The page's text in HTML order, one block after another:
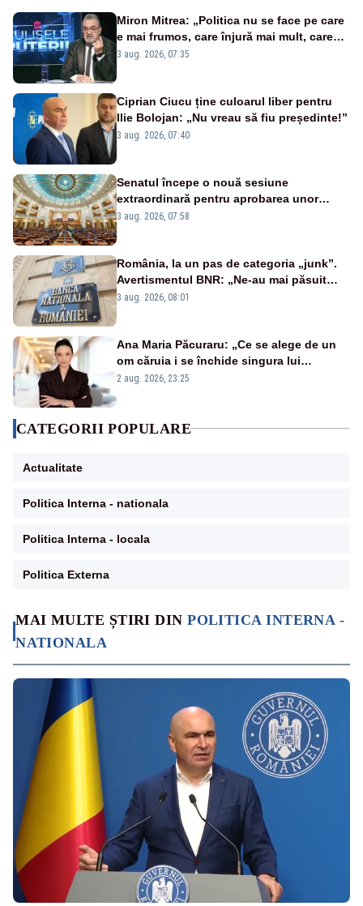
MAI MULTE ȘTIRI DINPOLITICA INTERNA -
NATIONALA
Miron Mitrea: „Politica nu se face pe care
e mai frumos, care înjură mai mult, care
țipă mai tare, ci pe proiecte”
3 aug. 2026, 07:35
Ciprian Ciucu ține culoarul liber pentru
Ilie Bolojan: „Nu vreau să fiu președinte!”
3 aug. 2026, 07:40
Senatul începe o nouă sesiune
extraordinară pentru aprobarea unor
jaloane din PNRR
3 aug. 2026, 07:58
România, la un pas de categoria „junk”.
Avertismentul BNR: „Ne-au mai păsuit
pentru câteva luni”
3 aug. 2026, 08:01
Ana Maria Păcuraru: „Ce se alege de un
om căruia i se închide singura lui
portiță?”
2 aug. 2026, 23:25
CATEGORII POPULARE
Actualitate
Politica Interna - nationala
Politica Interna - locala
Politica Externa